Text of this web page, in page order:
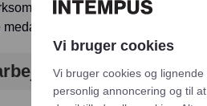
vælger at “loud quitte”,
Vi bruger cookies
Vi bruger cookies og
personlig annoncering og til